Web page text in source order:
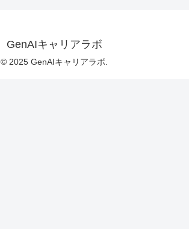
GenAIキャリアラボ
© 2025 GenAIキャリアラボ.